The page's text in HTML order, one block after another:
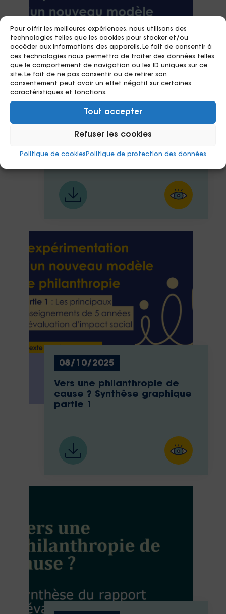
Pour offrir les meilleures expériences, nous utilisons des
technologies telles que les cookies pour stocker et/ou
accéder aux informations des appareils. Le fait de consentir à
ces technologies nous permettra de traiter des données telles
que le comportement de navigation ou les ID uniques sur ce
site. Le fait de ne pas consentir ou de retirer son
consentement peut avoir un effet négatif sur certaines
caractéristiques et fonctions.
Tout accepter
Refuser les cookies
Politique de cookies Politique de protection des données
08/10/2025
Vers une philanthropie de
cause ? Synthèse graphique
partie 2
08/10/2025
Vers une philanthropie de
cause ? Synthèse graphique
partie 1